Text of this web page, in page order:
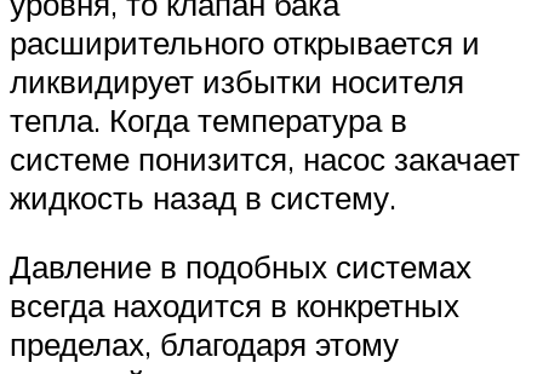
расширительного открывается и
ликвидирует избытки носителя
тепла. Когда температура в
системе понизится, насос закачает
жидкость назад в систему.
Давление в подобных системах
всегда находится в конкретных
пределах, благодаря этому